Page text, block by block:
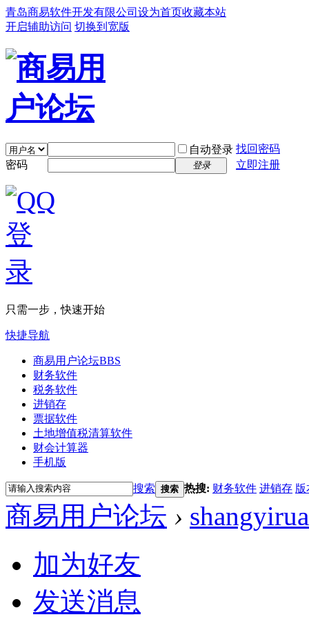
青岛商易软件开发有限公司 设为首页收藏本站
开启辅助访问 切换到宽版
自动登录 找回密码
密码
登录 立即注册
只需一步，快速开始
快捷导航
商易用户论坛BBS
财务软件
税务软件
进销存
票据软件
土地增值税清算软件
财会计算器
手机版
搜索 搜索 热搜: 财务软件 进销存 版
商易用户论坛 ›
加为好友
发送消息